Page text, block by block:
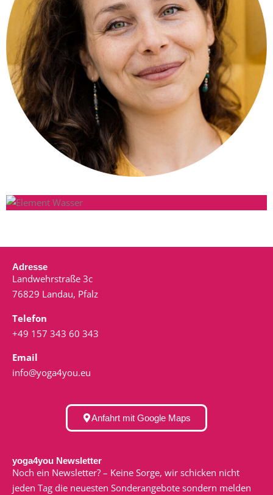
Adresse
Landwehrstraße 3c
76829 Landau, Pfalz
Telefon
+49 157 343 60 343
Email
info@yoga4you.eu
Anfahrt mit Google Maps
yoga4you Newsletter
Noch ein Newsletter? – Keine Sorge, wir schicken nicht
jeden Tag die neuesten Sonderangebote sondern melden